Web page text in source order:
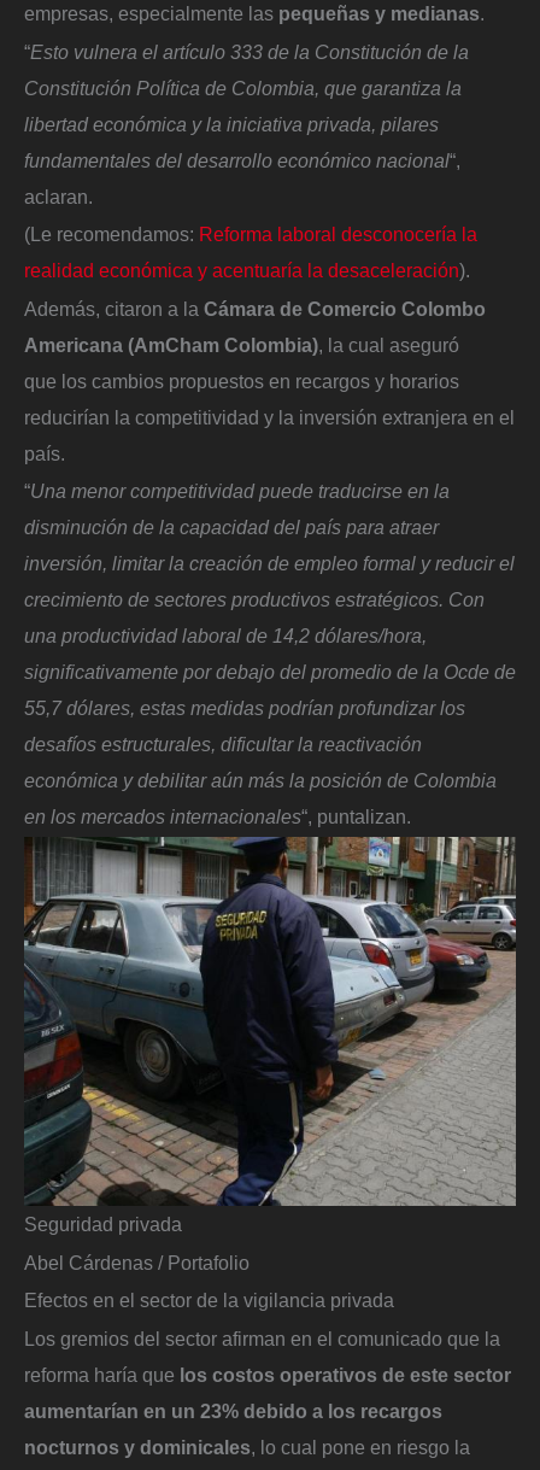
empresas, especialmente las pequeñas y medianas.
“Esto vulnera el artículo 333 de la Constitución de la
Constitución Política de Colombia, que garantiza la
libertad económica y la iniciativa privada, pilares
fundamentales del desarrollo económico nacional“,
aclaran.
(Le recomendamos: Reforma laboral desconocería la
realidad económica y acentuaría la desaceleración).
Además, citaron a la Cámara de Comercio Colombo
Americana (AmCham Colombia), la cual aseguró
que los cambios propuestos en recargos y horarios
reducirían la competitividad y la inversión extranjera en el
país.
“Una menor competitividad puede traducirse en la
disminución de la capacidad del país para atraer
inversión, limitar la creación de empleo formal y reducir el
crecimiento de sectores productivos estratégicos. Con
una productividad laboral de 14,2 dólares/hora,
significativamente por debajo del promedio de la Ocde de
55,7 dólares, estas medidas podrían profundizar los
desafíos estructurales, dificultar la reactivación
económica y debilitar aún más la posición de Colombia
en los mercados internacionales“, puntalizan.
Seguridad privada
Abel Cárdenas / Portafolio
Efectos en el sector de la vigilancia privada
Los gremios del sector afirman en el comunicado que la
reforma haría que los costos operativos de este sector
aumentarían en un 23% debido a los recargos
nocturnos y dominicales, lo cual pone en riesgo la